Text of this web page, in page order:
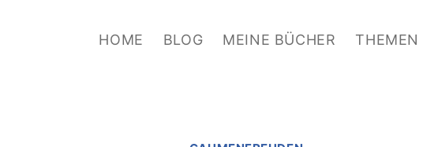
HOME BLOG MEINE BÜCHER THEMEN
Kategorien